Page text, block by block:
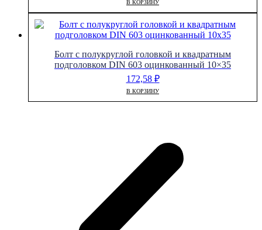
В КОРЗИНУ
Болт с полукруглой головкой и квадратным
подголовком DIN 603 оцинкованный 10×35
172,58 ₽
В КОРЗИНУ